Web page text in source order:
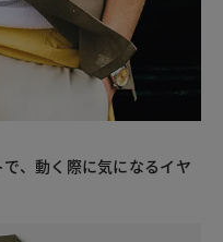
、動く際に気になるイヤ